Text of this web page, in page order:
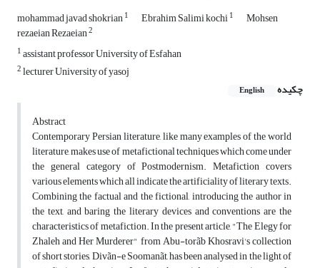
mohammad javad shokrian1 Ebrahim Salimi kochi1 Mohsen
rezaeian Rezaeian2
1assistant professor University of Esfahan
2lecturer University of yasoj
چکیده
English
Abstract
Contemporary Persian literature, like many examples of the world
literature, makes use of metafictional techniques which come under
the general category of Postmodernism. Metafiction covers
various elements which all indicate the artificiality of literary texts.
Combining the factual and the fictional, introducing the author in
the text, and baring the literary devices and conventions are the
characteristics of metafiction. In the present article, "The Elegy for
Zhaleh and Her Murderer" from Abu-torãb Khosravi's collection
of short stories, Divãn-e Soomanãt, has been analysed in the light of